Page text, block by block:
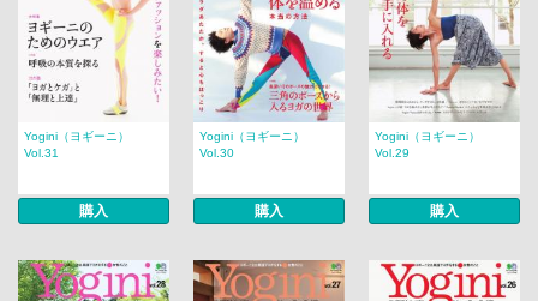
Yogini（ヨギーニ）
Vol.31
購入
Yogini（ヨギーニ）
Vol.30
購入
Yogini（ヨギーニ）
Vol.29
購入